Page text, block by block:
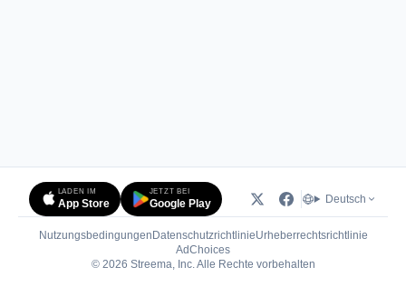
LADEN IM
App Store
JETZT BEI
Google Play Deutsch
Nutzungsbedingungen DatenschutzrichtlinieUrheberrechtsrichtlinie
AdChoices(öffnet in neuem Tab)
© 2026 Streema, Inc. Alle Rechte vorbehalten